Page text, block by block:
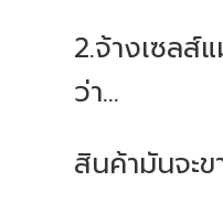
2.จ้างเซลส์
ว่า…
สินค้ามันจะข